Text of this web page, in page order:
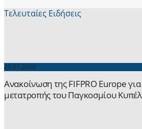
Τελευταίες Ειδήσεις
29.07.2026
Ανακοίνωση της FIFPRO Europe
μετατροπής του Παγκοσμίου